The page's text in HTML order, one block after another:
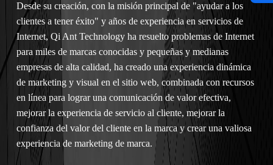
Desde su creación, con la misión principal de "ayudar a los
clientes a tener éxito" y años de experiencia en servicios de
Internet, Qi Ant Technology ha resuelto problemas de Internet
para miles de marcas conocidas y pequeñas y medianas
empresas de alta calidad, ha creado una experiencia dinámica
de marketing y visual en el sitio web, combinada con recursos
en línea para lograr una comunicación de valor efectiva,
mejorar la experiencia de servicio al cliente, mejorar la
confianza del valor del cliente en la marca y crear una valiosa
experiencia de marketing de marca.
Las empresas que se adhieren a los valores de